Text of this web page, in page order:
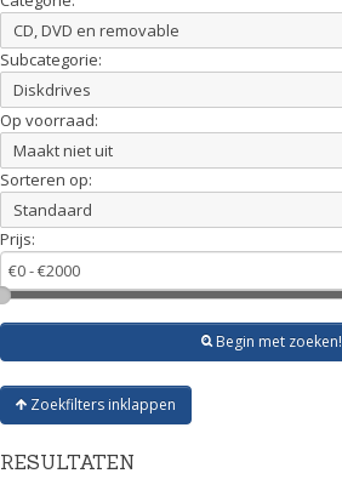
Subcategorie:
Op voorraad:
Sorteren op:
Prijs:
Begin met zoeken!
Zoekfilters inklappen
RESULTATEN